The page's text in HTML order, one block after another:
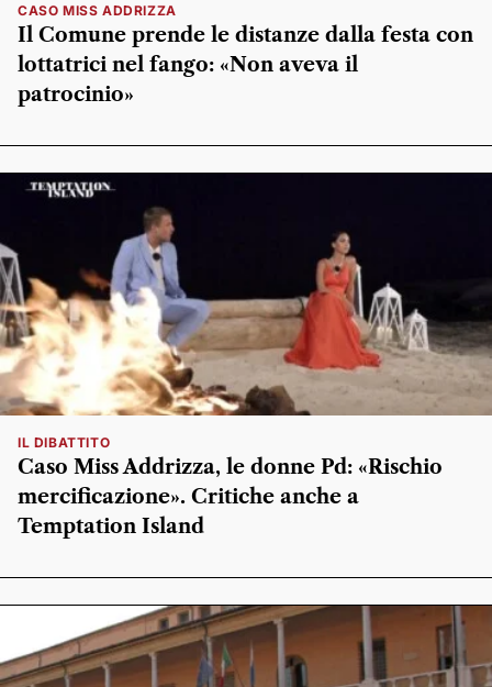
CASO MISS ADDRIZZA
Il Comune prende le distanze dalla festa con
lottatrici nel fango: «Non aveva il
patrocinio»
IL DIBATTITO
Caso Miss Addrizza, le donne Pd: «Rischio
mercificazione». Critiche anche a
Temptation Island